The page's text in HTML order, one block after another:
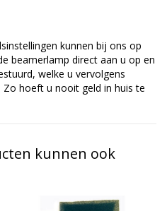
kunnen bij ons op
beamerlamp direct aan u op en
welke u vervolgens
hoeft u nooit geld in huis te
kunnen ook